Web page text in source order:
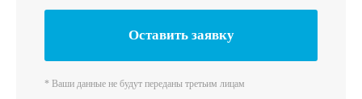
Оставить заявку
* Ваши данные не будут переданы третьим лицам